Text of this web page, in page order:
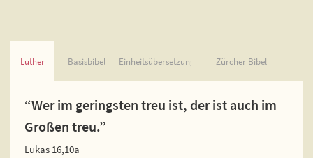
Luther Basisbibel Einheitsübersetzung Zürcher Bibel
“Wer im geringsten treu ist, der ist auch im
Großen treu.”
Lukas 16,10a